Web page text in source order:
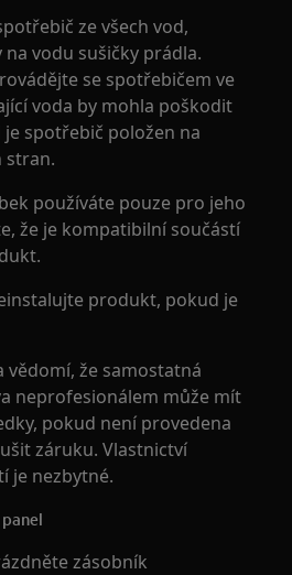
ze všech vod,
vodu sušičky prádla.
se spotřebičem ve
voda by mohla poškodit
spotřebič položen na
stran.
používáte pouze pro jeho
že je kompatibilní součástí
produkt, pokud je
vědomí, že samostatná
neprofesionálem může mít
pokud není provedena
záruku. Vlastnictví
je nezbytné.
zásobník